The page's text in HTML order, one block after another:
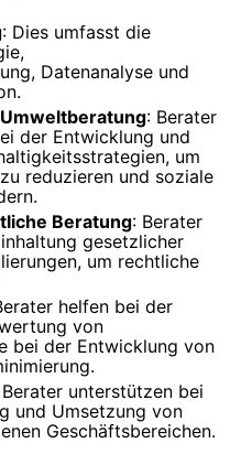
: Dies umfasst die
Datenanalyse und
: Berater
der Entwicklung und
um
reduzieren und soziale
Beratung: Berater
gesetzlicher
um rechtliche
helfen bei der
von
bei der Entwicklung von
Berater unterstützen bei
und Umsetzung von
Geschäftsbereichen.